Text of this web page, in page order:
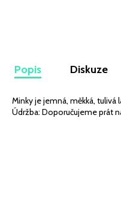
Popis Diskuze
Minky je jemná, měkká, tulivá
Údržba: Doporučujeme prát